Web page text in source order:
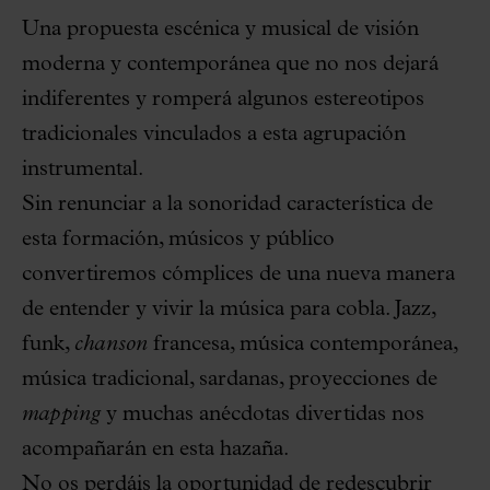
Una propuesta escénica y musical de visión
moderna y contemporánea que no nos dejará
indiferentes y romperá algunos estereotipos
tradicionales vinculados a esta agrupación
instrumental.
Sin renunciar a la sonoridad característica de
esta formación, músicos y público
convertiremos cómplices de una nueva manera
de entender y vivir la música para cobla. Jazz,
funk, chanson francesa, música contemporánea,
música tradicional, sardanas, proyecciones de
mapping y muchas anécdotas divertidas nos
acompañarán en esta hazaña.
No os perdáis la oportunidad de redescubrir